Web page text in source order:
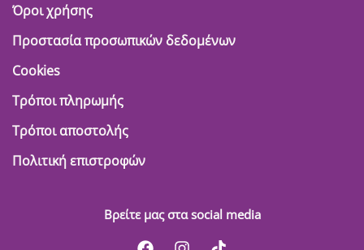
Όροι χρήσης
Προστασία προσωπικών δεδομένων
Cookies
Τρόποι πληρωμής
Τρόποι αποστολής
Πολιτική επιστροφών
Βρείτε μας στα social media